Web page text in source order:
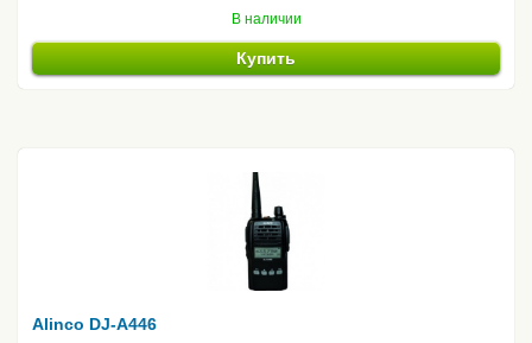
В наличии
Купить
Alinco DJ-A446